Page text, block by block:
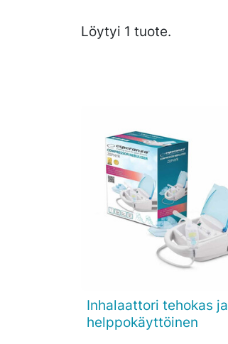
Löytyi 1 tuote.
 Pikakatselu
Inhalaattori tehokas ja
helppokäyttöinen